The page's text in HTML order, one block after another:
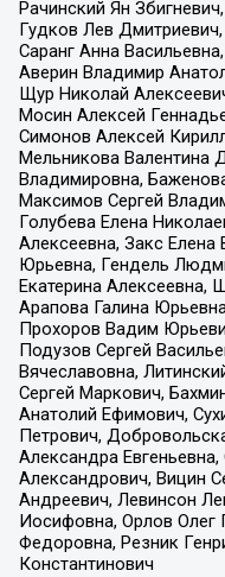
Рачинский Ян
Гудков Лев
Саранг Анна
Аверин Владимир
Щур Николай
Мосин Алексей
Симонов Алексей
Мельникова Валентина
Владимировна,
Максимов Сергей
Голубева Елена
Алексеевна, Закс Елена
Юрьевна, Гендель
Екатерина Алексеевна,
Арапова Галина
Прохоров Вадим
Подузов Сергей
Вячеславовна,
Сергей Маркович,
Анатолий Ефимович,
Петрович,
Александра
Александрович, Вицин
Андреевич, Левинсон
Иосифовна, Орлов
Федоровна, Резник
Константинович